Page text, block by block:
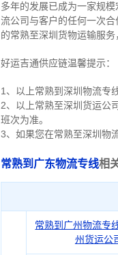
多年的发展已成为一家规
流公司与客户的任何一次
的常熟至深圳货物运输服
好运吉通供应链温馨提示：
1、以上常熟到深圳物流专
2、以上常熟至深圳货运公
班次为准。
3、如果您在常熟至深圳物
常熟到广东物流专线相
常熟到广州物流专
州货运公